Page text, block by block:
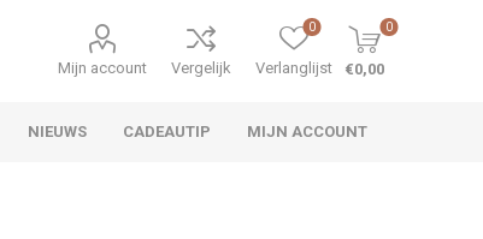
Mijn account Vergelijk Verlanglijst
0 0
€0,00
NIEUWS CADEAUTIP MIJN ACCOUNT